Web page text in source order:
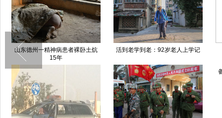
山东德州一精神病患者裸卧土炕
15年
活到老学到老：92岁老人上学记